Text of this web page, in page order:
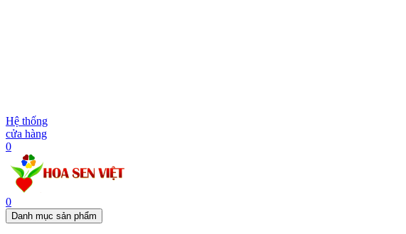
Hệ thống
cửa hàng
0
0
Danh mục sản phẩm